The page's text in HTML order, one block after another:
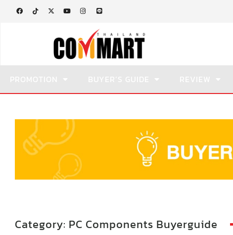
Category: PC Components Buyerguide